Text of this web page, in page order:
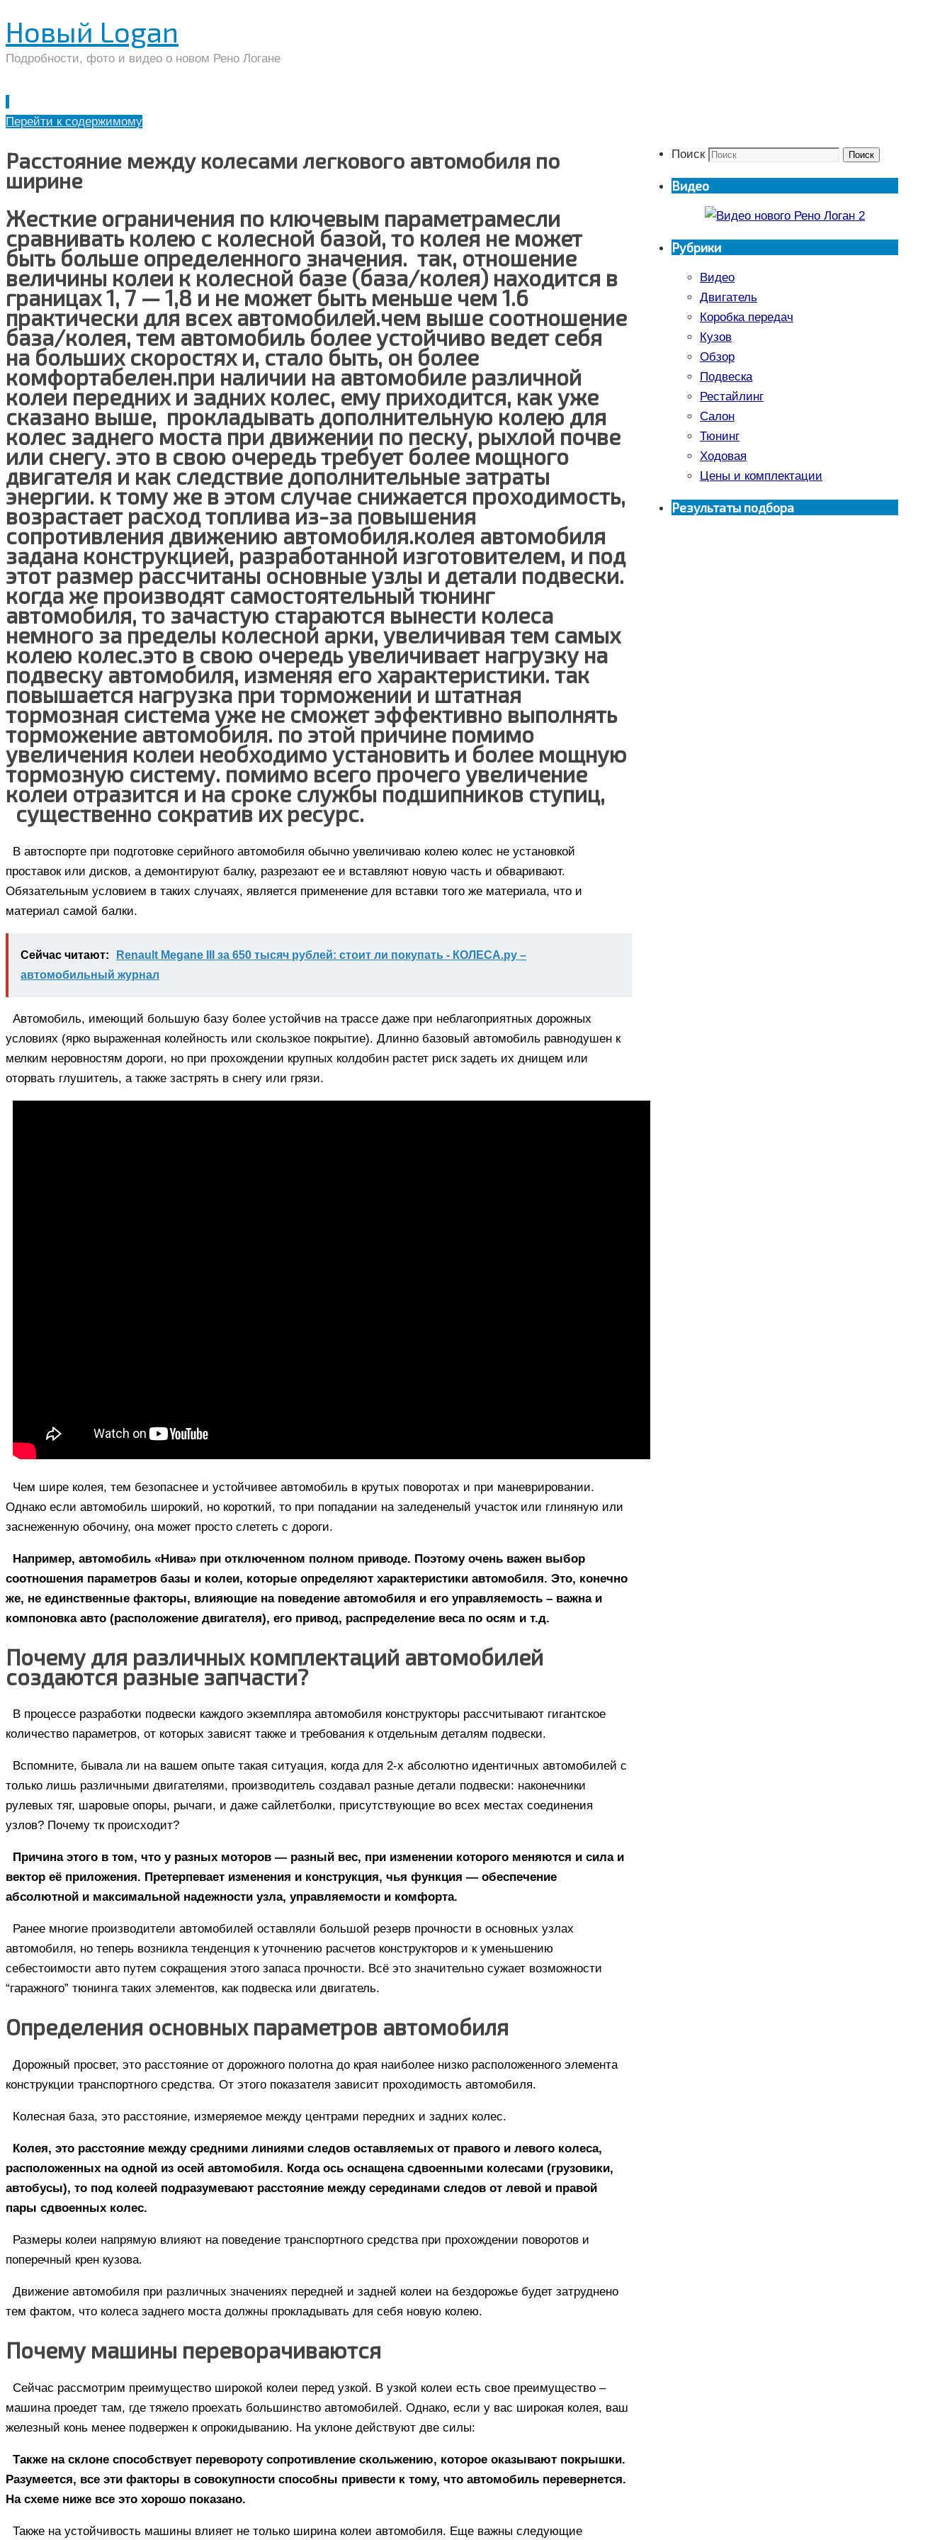
Новый Logan
Подробности, фото и видео о новом Рено Логане
Перейти к содержимому
Расстояние между колесами легкового автомобиля по
ширине
Жесткие ограничения по ключевым параметрамесли
сравнивать колею с колесной базой, то колея не может
быть больше определенного значения. так, отношение
величины колеи к колесной базе (база/колея) находится в
границах 1, 7 — 1,8 и не может быть меньше чем 1.6
практически для всех автомобилей.чем выше соотношение
база/колея, тем автомобиль более устойчиво ведет себя
на больших скоростях и, стало быть, он более
комфортабелен.при наличии на автомобиле различной
колеи передних и задних колес, ему приходится, как уже
сказано выше, прокладывать дополнительную колею для
колес заднего моста при движении по песку, рыхлой почве
или снегу. это в свою очередь требует более мощного
двигателя и как следствие дополнительные затраты
энергии. к тому же в этом случае снижается проходимость,
возрастает расход топлива из-за повышения
сопротивления движению автомобиля.колея автомобиля
задана конструкцией, разработанной изготовителем, и под
этот размер рассчитаны основные узлы и детали подвески.
когда же производят самостоятельный тюнинг
автомобиля, то зачастую стараются вынести колеса
немного за пределы колесной арки, увеличивая тем самых
колею колес.это в свою очередь увеличивает нагрузку на
подвеску автомобиля, изменяя его характеристики. так
повышается нагрузка при торможении и штатная
тормозная система уже не сможет эффективно выполнять
торможение автомобиля. по этой причине помимо
увеличения колеи необходимо установить и более мощную
тормозную систему. помимо всего прочего увеличение
колеи отразится и на сроке службы подшипников ступиц,
существенно сократив их ресурс.
В автоспорте при подготовке серийного автомобиля обычно увеличиваю колею колес не установкой
проставок или дисков, а демонтируют балку, разрезают ее и вставляют новую часть и обваривают.
Обязательным условием в таких случаях, является применение для вставки того же материала, что и
материал самой балки.
Сейчас читают:
Renault Megane III за 650 тысяч рублей: стоит ли покупать - КОЛЕСА.ру –
автомобильный журнал
Автомобиль, имеющий большую базу более устойчив на трассе даже при неблагоприятных дорожных
условиях (ярко выраженная колейность или скользкое покрытие). Длинно базовый автомобиль равнодушен к
мелким неровностям дороги, но при прохождении крупных колдобин растет риск задеть их днищем или
оторвать глушитель, а также застрять в снегу или грязи.
Чем шире колея, тем безопаснее и устойчивее автомобиль в крутых поворотах и при маневрировании.
Однако если автомобиль широкий, но короткий, то при попадании на заледенелый участок или глиняную или
заснеженную обочину, она может просто слететь с дороги.
Например, автомобиль «Нива» при отключенном полном приводе. Поэтому очень важен выбор
соотношения параметров базы и колеи, которые определяют характеристики автомобиля. Это, конечно
же, не единственные факторы, влияющие на поведение автомобиля и его управляемость – важна и
компоновка авто (расположение двигателя), его привод, распределение веса по осям и т.д.
Почему для различных комплектаций автомобилей
создаются разные запчасти?
В процессе разработки подвески каждого экземпляра автомобиля конструкторы рассчитывают гигантское
количество параметров, от которых зависят также и требования к отдельным деталям подвески.
Вспомните, бывала ли на вашем опыте такая ситуация, когда для 2-х абсолютно идентичных автомобилей с
только лишь различными двигателями, производитель создавал разные детали подвески: наконечники
рулевых тяг, шаровые опоры, рычаги, и даже сайлетболки, присутствующие во всех местах соединения
узлов? Почему тк происходит?
Причина этого в том, что у разных моторов — разный вес, при изменении которого меняются и сила и
вектор её приложения. Претерпевает изменения и конструкция, чья функция — обеспечение
абсолютной и максимальной надежности узла, управляемости и комфорта.
Ранее многие производители автомобилей оставляли большой резерв прочности в основных узлах
автомобиля, но теперь возникла тенденция к уточнению расчетов конструкторов и к уменьшению
себестоимости авто путем сокращения этого запаса прочности. Всё это значительно сужает возможности
“гаражного” тюнинга таких элементов, как подвеска или двигатель.
Определения основных параметров автомобиля
Дорожный просвет, это расстояние от дорожного полотна до края наиболее низко расположенного элемента
конструкции транспортного средства. От этого показателя зависит проходимость автомобиля.
Колесная база, это расстояние, измеряемое между центрами передних и задних колес.
Колея, это расстояние между средними линиями следов оставляемых от правого и левого колеса,
расположенных на одной из осей автомобиля. Когда ось оснащена сдвоенными колесами (грузовики,
автобусы), то под колеей подразумевают расстояние между серединами следов от левой и правой
пары сдвоенных колес.
Размеры колеи напрямую влияют на поведение транспортного средства при прохождении поворотов и
поперечный крен кузова.
Движение автомобиля при различных значениях передней и задней колеи на бездорожье будет затруднено
тем фактом, что колеса заднего моста должны прокладывать для себя новую колею.
Почему машины переворачиваются
Сейчас рассмотрим преимущество широкой колеи перед узкой. В узкой колеи есть свое преимущество –
машина проедет там, где тяжело проехать большинство автомобилей. Однако, если у вас широкая колея, ваш
железный конь менее подвержен к опрокидыванию. На уклоне действуют две силы:
Также на склоне способствует перевороту сопротивление скольжению, которое оказывают покрышки.
Разумеется, все эти факторы в совокупности способны привести к тому, что автомобиль перевернется.
На схеме ниже все это хорошо показано.
Также на устойчивость машины влияет не только ширина колеи автомобиля. Еще важны следующие
Поиск Поиск
Видео
Рубрики
Видео
Двигатель
Коробка передач
Кузов
Обзор
Подвеска
Рестайлинг
Салон
Тюнинг
Ходовая
Цены и комплектации
Результаты подбора